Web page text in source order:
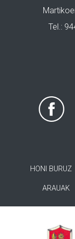
Tel.:
HONI BURUZ
ARAUAK